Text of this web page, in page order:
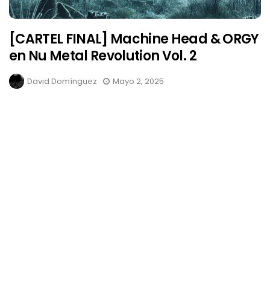
[CARTEL FINAL] Machine Head & ORGY
en Nu Metal Revolution Vol. 2
David Domínguez Mayo 2, 2025